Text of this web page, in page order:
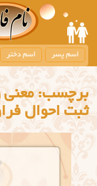
m
i
c
n
t
اسم پسر اسم دختر
برچسب:معنی
ثبت احوال